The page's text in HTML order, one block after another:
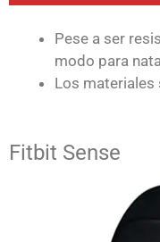
Pese a ser
modo para
Los materiales
Fitbit Sense